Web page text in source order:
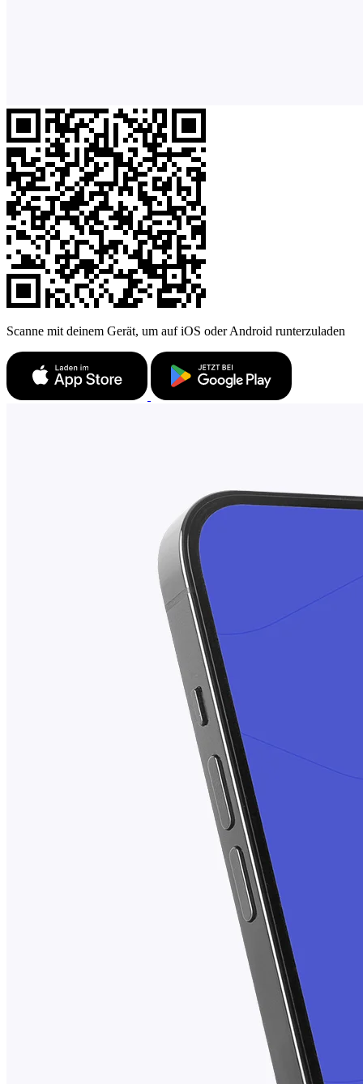
Scanne mit deinem Gerät, um auf iOS oder Android runterzuladen